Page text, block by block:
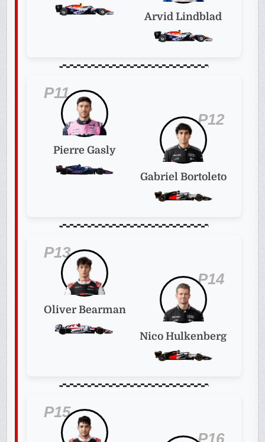
Arvid Lindblad
P11
Pierre Gasly
P12
Gabriel Bortoleto
P13
Oliver Bearman
P14
Nico Hulkenberg
P15